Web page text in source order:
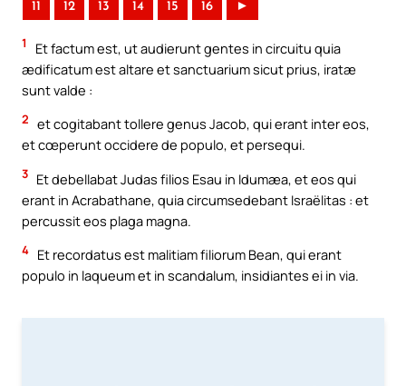
11 12 13 14 15 16 ►
1
Et factum est, ut audierunt gentes in circuitu quia
ædificatum est altare et sanctuarium sicut prius, iratæ
sunt valde :
2 et cogitabant tollere genus Jacob, qui erant inter eos,
et cœperunt occidere de populo, et persequi.
3 Et debellabat Judas filios Esau in Idumæa, et eos qui
erant in Acrabathane, quia circumsedebant Israëlitas : et
percussit eos plaga magna.
4 Et recordatus est malitiam filiorum Bean, qui erant
populo in laqueum et in scandalum, insidiantes ei in via.